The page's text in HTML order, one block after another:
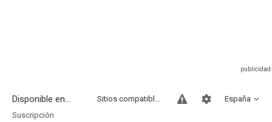
Disponible en... España
Sitios compatibles
Suscripción